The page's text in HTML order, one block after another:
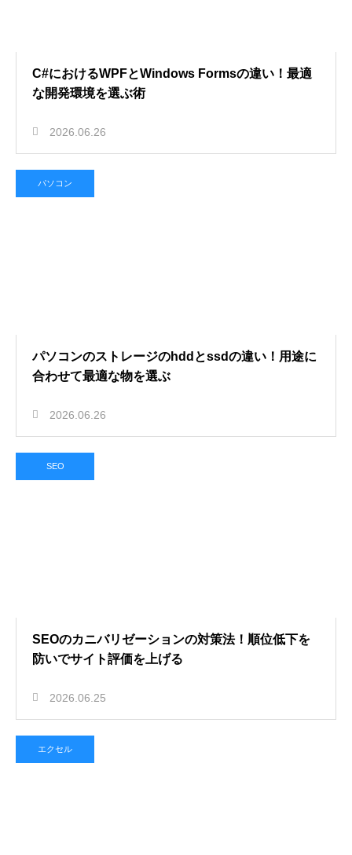
C#におけるWPFとWindows Formsの違い！最適
な開発環境を選ぶ術
2026.06.26
パソコン
パソコンのストレージのhddとssdの違い！用途に
合わせて最適な物を選ぶ
2026.06.26
SEO
SEOのカニバリゼーションの対策法！順位低下を
防いでサイト評価を上げる
2026.06.25
エクセル